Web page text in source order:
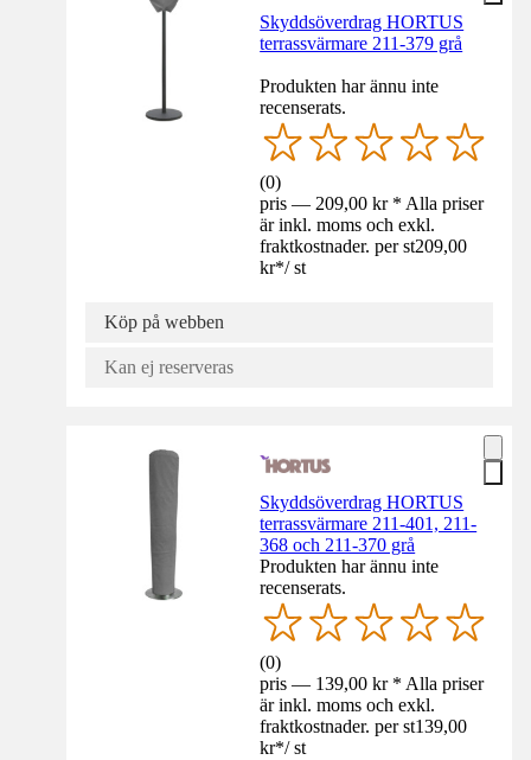
Skyddsöverdrag HORTUS
terrassvärmare 211-379 grå
Produkten har ännu inte
recenserats.
(0)
pris — 209,00 kr * Alla priser
är inkl. moms och exkl.
fraktkostnader. per st209,00
kr*/ st
Köp på webben
Kan ej reserveras
Skyddsöverdrag HORTUS
terrassvärmare 211-401, 211-
368 och 211-370 grå
Produkten har ännu inte
recenserats.
(0)
pris — 139,00 kr * Alla priser
är inkl. moms och exkl.
fraktkostnader. per st139,00
kr*/ st